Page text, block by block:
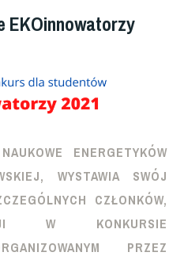
EKOinnowatorzy
ENERGETYKÓW
WYSTAWIA SWÓJ
CZŁONKÓW,
W KONKURSIE
PRZEZ